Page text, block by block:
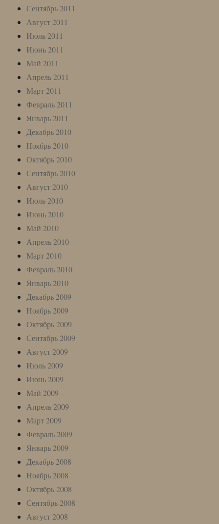
Сентябрь 2011
Август 2011
Июль 2011
Июнь 2011
Май 2011
Апрель 2011
Март 2011
Февраль 2011
Январь 2011
Декабрь 2010
Ноябрь 2010
Октябрь 2010
Сентябрь 2010
Август 2010
Июль 2010
Июнь 2010
Май 2010
Апрель 2010
Март 2010
Февраль 2010
Январь 2010
Декабрь 2009
Ноябрь 2009
Октябрь 2009
Сентябрь 2009
Август 2009
Июль 2009
Июнь 2009
Май 2009
Апрель 2009
Март 2009
Февраль 2009
Январь 2009
Декабрь 2008
Ноябрь 2008
Октябрь 2008
Сентябрь 2008
Август 2008